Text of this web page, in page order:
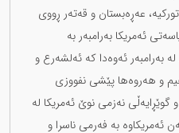
عەڕەبستان و قەتەر ڕووی
ئەمریكا بەرامبەر بە
بەرامبەر ئەوەدا كە ئەلشەرع و
و هەروەها پێشی نفووزی
نەزمی نوێ ئەمریكا لە
ئەمریكاوە بە فەرمی ناسرا و